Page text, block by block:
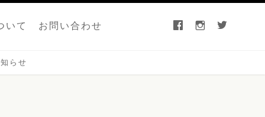
いて お問い合わせ facebook instagram twitter
らせ